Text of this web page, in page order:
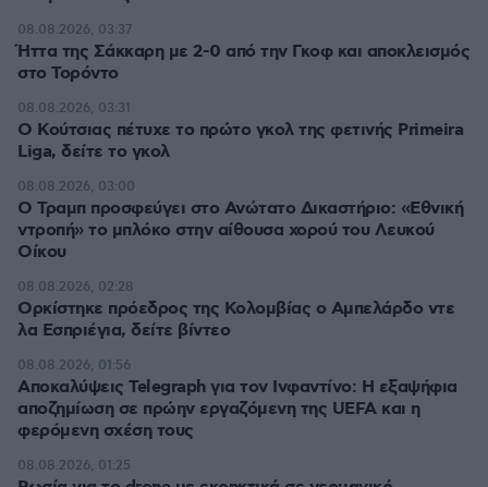
Ήττα της Σάκκαρη με 2-0 από την Γκοφ και αποκλεισμός
στο Τορόντο
08.08.2026, 03:37
Ο Κούτσιας πέτυχε το πρώτο γκολ της φετινής Primeira
Liga, δείτε το γκολ
08.08.2026, 03:31
Ο Τραμπ προσφεύγει στο Ανώτατο Δικαστήριο: «Εθνική
ντροπή» το μπλόκο στην αίθουσα χορού του Λευκού
Οίκου
08.08.2026, 03:00
Ορκίστηκε πρόεδρος της Κολομβίας ο Αμπελάρδο ντε
λα Εσπριέγια, δείτε βίντεο
08.08.2026, 02:28
Αποκαλύψεις Telegraph για τον Ινφαντίνο: Η εξαψήφια
αποζημίωση σε πρώην εργαζόμενη της UEFA και η
φερόμενη σχέση τους
08.08.2026, 01:56
08.08.2026, 01:25